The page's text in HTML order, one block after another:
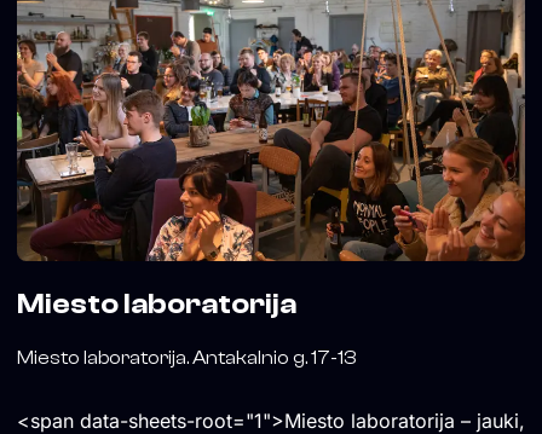
Miesto laboratorija
Miesto laboratorija. Antakalnio g. 17-13
<span data-sheets-root="1">Miesto laboratorija – jauki,